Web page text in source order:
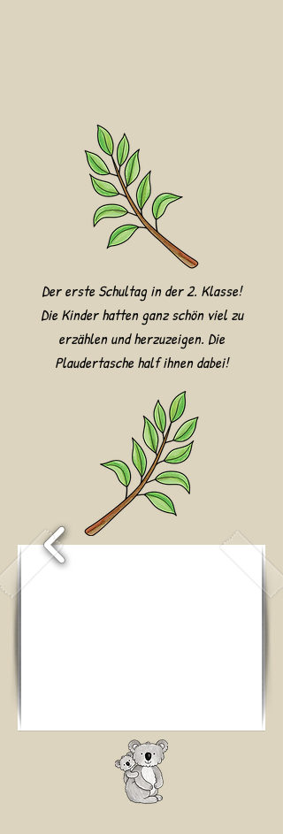
Der erste Schultag in der 2. Klasse!
Die Kinder hatten ganz schön viel zu
erzählen und herzuzeigen. Die
Plaudertasche half ihnen dabei!